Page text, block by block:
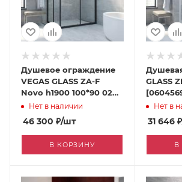
Душевое ограждение
VEGAS GLASS ZA-F
Novo h1900 100*90 02М
01 [060446017]
Нет в наличии
46 300 ₽/шт
В КОРЗИНУ
GLASS
Нет в
31 646 ₽
В